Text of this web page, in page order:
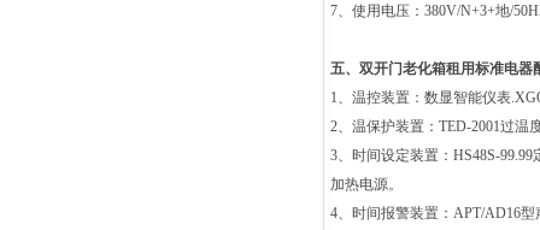
7、使用电压： 380V/N+3+地/
五、 双开门老化箱租用标准电器
1、温控装置：数显智能仪表
2、温保护装置：TED-2001过温
3、时间设定装置：HS48S-
加热电源。
4、时间报警装置：APT/AD16